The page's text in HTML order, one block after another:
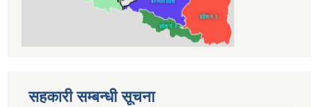
सहकारी सम्बन्धी सूचना